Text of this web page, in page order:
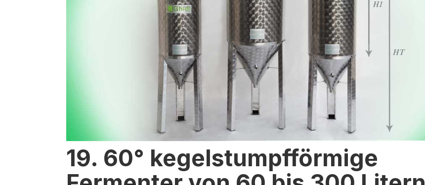
19. 60° kegelstumpfförmige